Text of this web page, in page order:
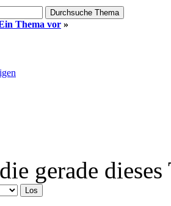
Thema vor »
gerade